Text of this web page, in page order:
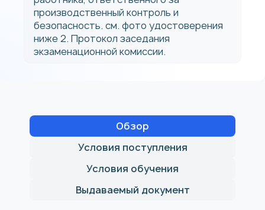
производственный контроль и
безопасность. см. фото удостоверения
ниже 2. Протокол заседания
экзаменационной комиссии.
Обзор
Условия поступления
Условия обучения
Выдаваемый документ